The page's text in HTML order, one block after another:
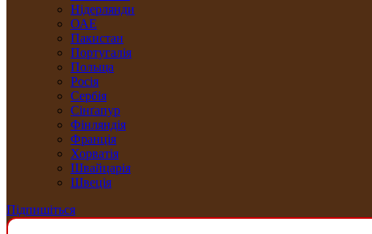
Нідерлянди
ОАЕ
Пакистан
Португалія
Польща
Росія
Сербія
Сінґапур
Фінляндія
Франція
Хорватія
Швайцарія
Швеція
Підпишіться